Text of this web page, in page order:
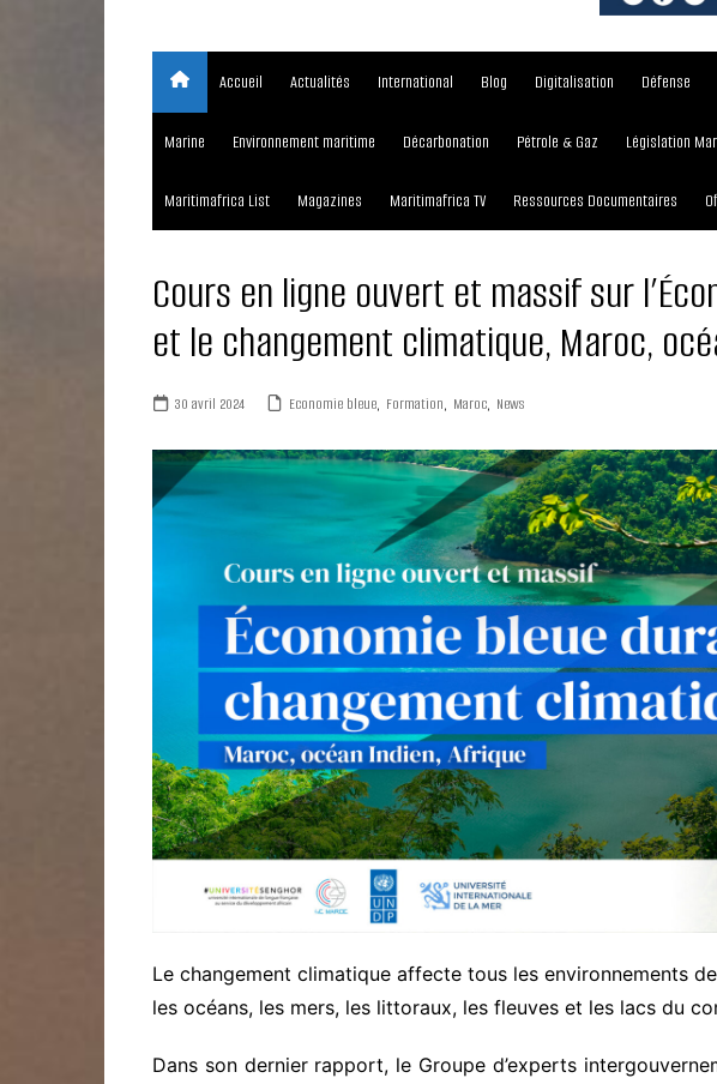
Accueil Actualités International Blog Digitalisation Défense
Marine Environnement maritime Décarbonation Pétrole & Gaz Législation
Maritimafrica List Magazines Maritimafrica TV Ressources Documentaires
Cours en ligne ouvert et massif sur
et le changement climatique, Maroc,
30 avril 2024 Economie bleue, Formation, Maroc, News
Le changement climatique affecte tous les environnements
les océans, les mers, les littoraux, les fleuves et les lacs du
Dans son dernier rapport, le Groupe d’experts